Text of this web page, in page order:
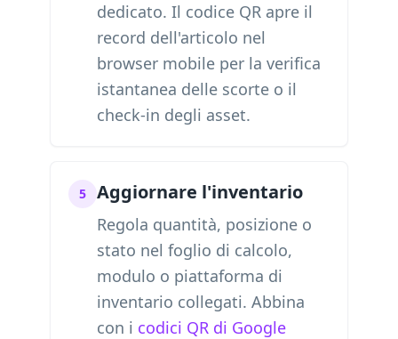
dedicato. Il codice QR apre il
record dell'articolo nel
browser mobile per la verifica
istantanea delle scorte o il
check-in degli asset.
5 Aggiornare l'inventario
Regola quantità, posizione o
stato nel foglio di calcolo,
modulo o piattaforma di
inventario collegati. Abbina
con i codici QR di Google